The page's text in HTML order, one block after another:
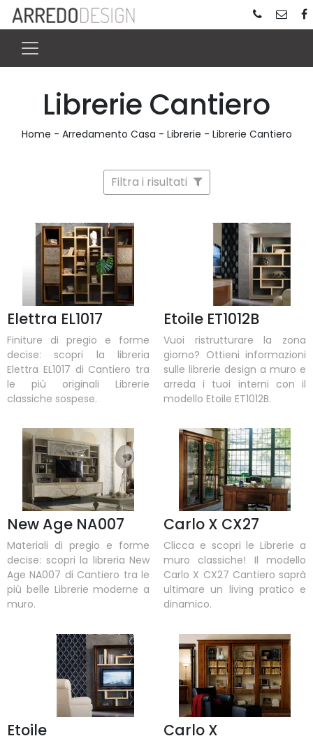
Librerie Cantiero
Home - Arredamento Casa - Librerie - Librerie Cantiero
Filtra i risultati
Elettra EL1017
Finiture di pregio e forme
decise: scopri la libreria
Elettra EL1017 di Cantiero tra
le più originali Librerie
classiche sospese.
Etoile ET1012B
Vuoi ristrutturare la zona
giorno? Ottieni informazioni
sulle librerie design a muro e
arreda i tuoi interni con il
modello Etoile ET1012B.
New Age NA007
Materiali di pregio e forme
decise: scopri la libreria New
Age NA007 di Cantiero tra le
più belle Librerie moderne a
muro.
Carlo X CX27
Clicca e scopri le Librerie a
muro classiche! Il modello
Carlo X CX27 Cantiero saprà
ultimare un living pratico e
dinamico.
Etoile Carlo X